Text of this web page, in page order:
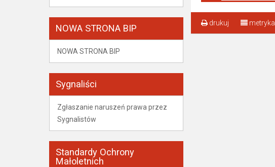
NOWA STRONA BIP
NOWA STRONA BIP
Sygnaliści
Zgłaszanie naruszeń prawa przez
Sygnalistów
Standardy Ochrony
Małoletnich
drukuj metryka